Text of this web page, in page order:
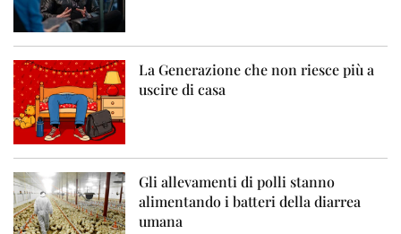
La Generazione che non riesce più a
uscire di casa
Gli allevamenti di polli stanno
alimentando i batteri della diarrea
umana